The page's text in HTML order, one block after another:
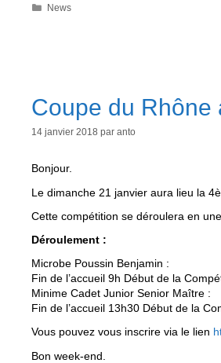
Catégories
News
Coupe du Rhône
14 janvier 2018 par anto
Bonjour.
Le dimanche 21 janvier aura lieu la
Cette compétition se déroulera en
Déroulement :
Microbe Poussin Benjamin :
Fin de l’accueil 9h Début de la
Minime Cadet Junior Senior Maître :
Fin de l’accueil 13h30 Début de la
Vous pouvez vous inscrire via le lien
Bon week-end.